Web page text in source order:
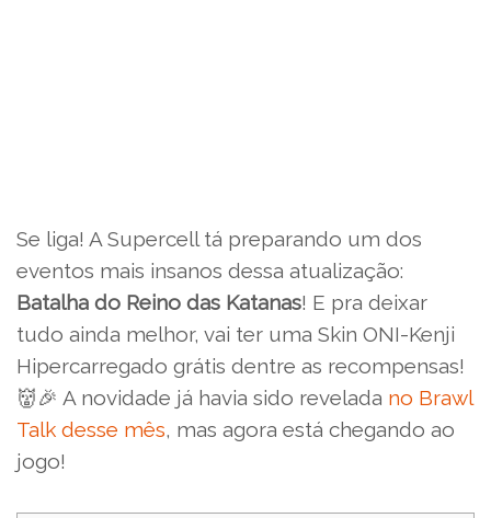
Se liga! A Supercell tá preparando um dos
eventos mais insanos dessa atualização:
Batalha do Reino das Katanas! E pra deixar
tudo ainda melhor, vai ter uma Skin ONI-Kenji
Hipercarregado grátis dentre as recompensas!
👹🎉 A novidade já havia sido revelada no Brawl
Talk desse mês, mas agora está chegando ao
jogo!